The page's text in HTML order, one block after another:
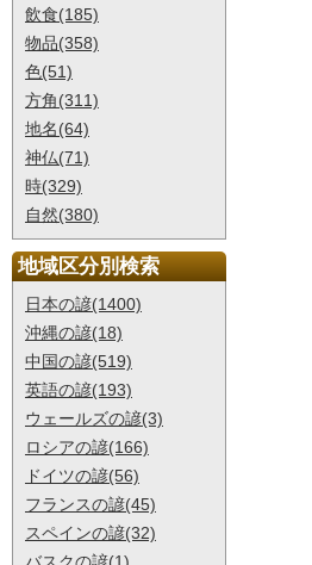
飲食(185)
物品(358)
色(51)
方角(311)
地名(64)
神仏(71)
時(329)
自然(380)
地域区分別検索
日本の諺(1400)
沖縄の諺(18)
中国の諺(519)
英語の諺(193)
ウェールズの諺(3)
ロシアの諺(166)
ドイツの諺(56)
フランスの諺(45)
スペインの諺(32)